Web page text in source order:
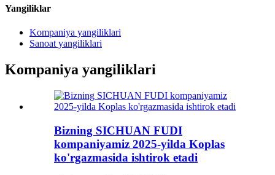
Yangiliklar
Kompaniya yangiliklari
Sanoat yangiliklari
Kompaniya yangiliklari
Bizning SICHUAN FUDI
kompaniyamiz 2025-yilda Koplas
ko'rgazmasida ishtirok etadi